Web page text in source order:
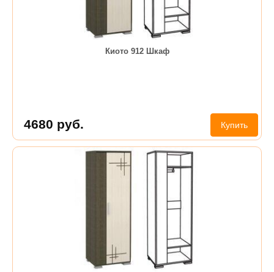
Киото 912 Шкаф
4680 руб. Купить